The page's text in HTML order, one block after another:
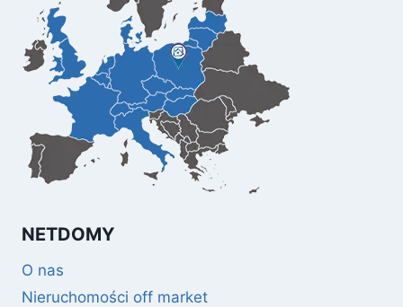
NETDOMY
O nas
Nieruchomości off market